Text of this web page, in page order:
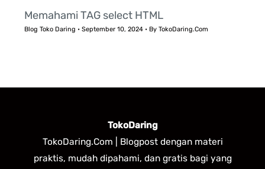
Memahami TAG select HTML
Blog Toko Daring •September 10, 2024 • ByTokoDaring.Com
TokoDaring
TokoDaring.Com | Blogpost dengan materi
praktis, mudah dipahami, dan gratis bagi yang